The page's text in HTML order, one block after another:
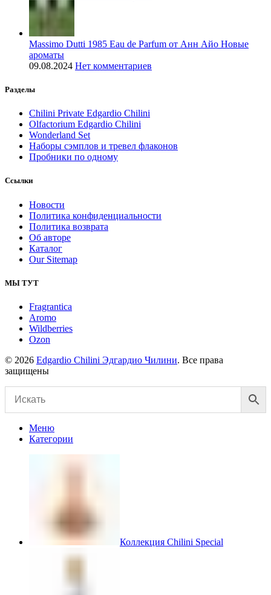
Massimo Dutti 1985 Eau de Parfum от Анн Айо Новые
ароматы
09.08.2024 Нет комментариев
Разделы
Chilini Private Edgardio Chilini
Olfactorium Edgardio Chilini
Wonderland Set
Наборы сэмплов и тревел флаконов
Пробники по одному
Ссылки
Новости
Политика конфиденциальности
Политика возврата
Об авторе
Каталог
Our Sitemap
МЫ ТУТ
Fragrantica
Aromo
Wildberries
Ozon
© 2026 Edgardio Chilini Эдгардио Чилини. Все права
защищены
Меню
Категории
Коллекция Chilini Special